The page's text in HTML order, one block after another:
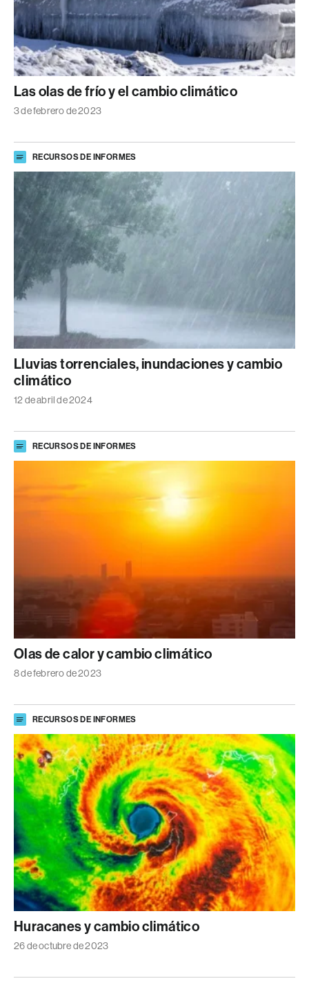
Las olas de frío y el cambio climático
3 de febrero de 2023
RECURSOS DE INFORMES
Lluvias torrenciales, inundaciones y cambio
climático
12 de abril de 2024
RECURSOS DE INFORMES
Olas de calor y cambio climático
8 de febrero de 2023
RECURSOS DE INFORMES
Huracanes y cambio climático
26 de octubre de 2023